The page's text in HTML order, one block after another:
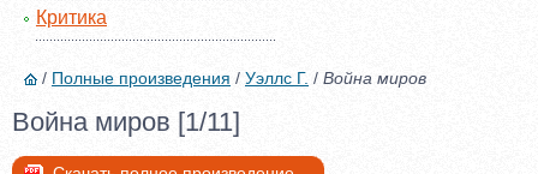
Критика
/ Полные произведения / Уэллс Г. / Война миров
Война миров [1/11]